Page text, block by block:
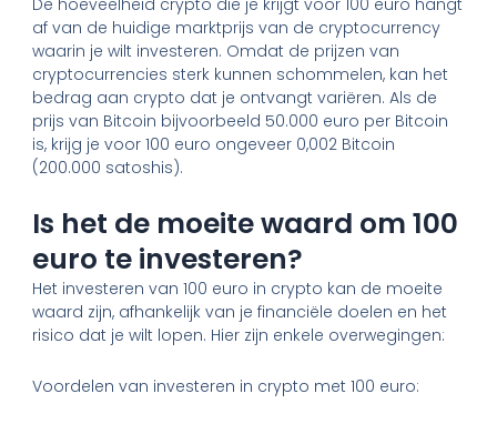
af van de huidige marktprijs van de cryptocurrency
waarin je wilt investeren. Omdat de prijzen van
cryptocurrencies sterk kunnen schommelen, kan het
bedrag aan crypto dat je ontvangt variëren. Als de
prijs van Bitcoin bijvoorbeeld 50.000 euro per Bitcoin
is, krijg je voor 100 euro ongeveer 0,002 Bitcoin
(200.000 satoshis).
Is het de moeite waard om 100
euro te investeren?
Het investeren van 100 euro in crypto kan de moeite
waard zijn, afhankelijk van je financiële doelen en het
risico dat je wilt lopen. Hier zijn enkele overwegingen:
Voordelen van investeren in crypto met 100 euro: